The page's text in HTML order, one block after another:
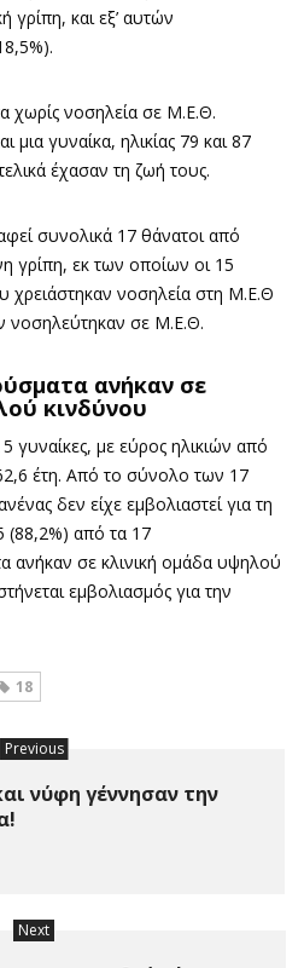
γρίπη, και εξ’ αυτών
νοσηλεία σε Μ.Ε.Θ.
μια γυναίκα, ηλικίας 79 και 87
έχασαν τη ζωή τους.
συνολικά 17 θάνατοι από
γρίπη, εκ των οποίων οι 15
νοσηλεία στη Μ.Ε.Θ
νοσηλεύτηκαν σε Μ.Ε.Θ.
ανήκαν σε
κινδύνου
5 γυναίκες, με εύρος ηλικιών από
έτη. Από το σύνολο των 17
δεν είχε εμβολιαστεί για τη
(88,2%) από τα 17
ανήκαν σε κλινική ομάδα υψηλού
εμβολιασμός για την
18
Previous
νύφη γέννησαν την
Next